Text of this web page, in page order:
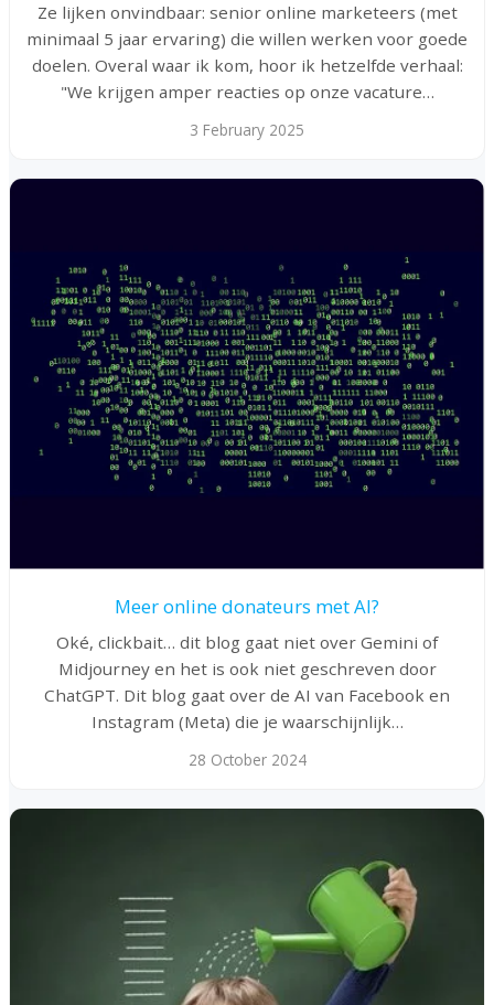
Ze lijken onvindbaar: senior online marketeers (met
minimaal 5 jaar ervaring) die willen werken voor goede
doelen. Overal waar ik kom, hoor ik hetzelfde verhaal:
"We krijgen amper reacties op onze vacature…
3 February 2025
Meer online donateurs met AI?
Oké, clickbait… dit blog gaat niet over Gemini of
Midjourney en het is ook niet geschreven door
ChatGPT. Dit blog gaat over de AI van Facebook en
Instagram (Meta) die je waarschijnlijk…
28 October 2024